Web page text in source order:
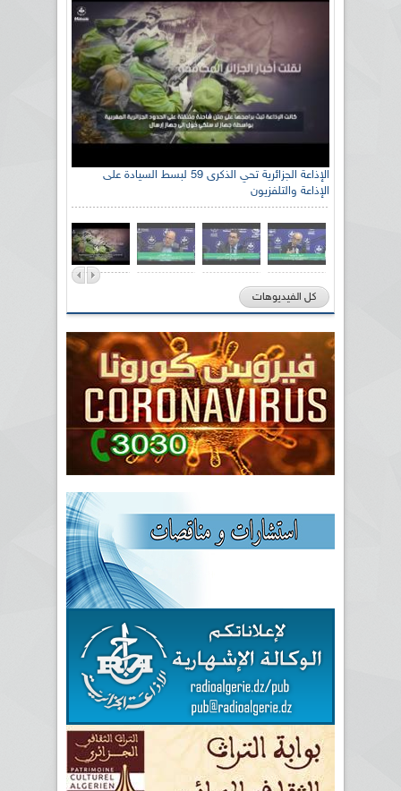
الإذاعة الجزائرية تحي الذكرى 59 لبسط السيادة على
الإذاعة والتلفزيون
كل الفيديوهات